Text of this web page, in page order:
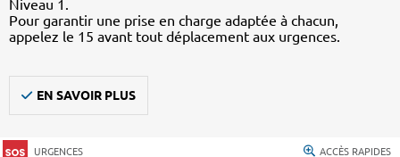
Niveau 1.
Pour garantir une prise en charge adaptée à chacun,
appelez le 15 avant tout déplacement aux urgences.
EN SAVOIR PLUS
URGENCES ACCÈS RAPIDES